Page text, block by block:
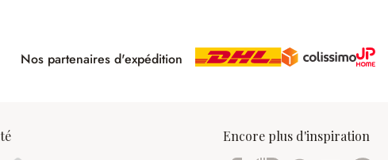
anticipé
Nos partenaires d'expédition
Encore plus d'inspiration